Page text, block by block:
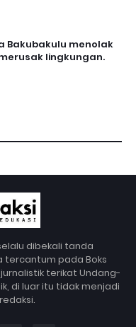
Bakubakulu menolak
lingkungan.
dibekali tanda
tercantum pada Boks
terikat Undang-
di luar itu tidak menjadi